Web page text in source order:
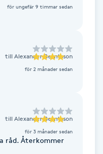
för ungefär 9 timmar sedan
till Alexander Berntsson
för 2 månader sedan
till Alexander Berntsson
för 3 månader sedan
råd. Återkommer